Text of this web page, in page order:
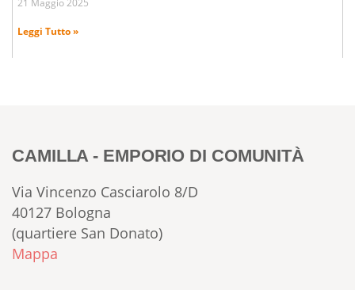
Leggi Tutto »
CAMILLA - EMPORIO DI COMUNITÀ
Via Vincenzo Casciarolo 8/D
40127 Bologna
(quartiere San Donato)
Mappa